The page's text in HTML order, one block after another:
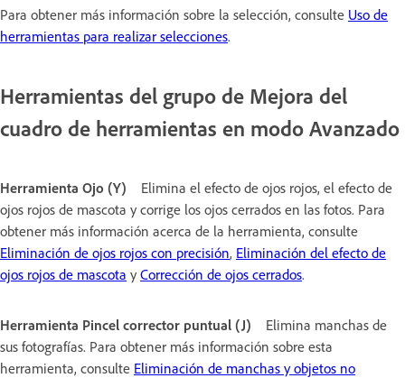
Para obtener más información sobre la selección, consulte Uso de
herramientas para realizar selecciones.
Herramientas del grupo de Mejora del
cuadro de herramientas en modo Avanzado
Herramienta Ojo (Y)
Elimina el efecto de ojos rojos, el efecto de
ojos rojos de mascota y corrige los ojos cerrados en las fotos. Para
obtener más información acerca de la herramienta, consulte
Eliminación de ojos rojos con precisión, Eliminación del efecto de
ojos rojos de mascota y Corrección de ojos cerrados.
Herramienta Pincel corrector puntual (J)
Elimina manchas de
sus fotografías. Para obtener más información sobre esta
herramienta, consulte Eliminación de manchas y objetos no